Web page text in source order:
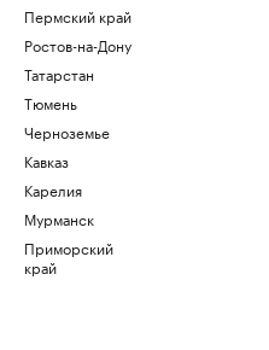
Пермский край
Ростов-на-Дону
Татарстан
Тюмень
Черноземье
Кавказ
Карелия
Мурманск
Приморский
край